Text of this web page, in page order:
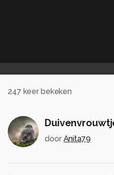
247 keer bekeken
door Anita79